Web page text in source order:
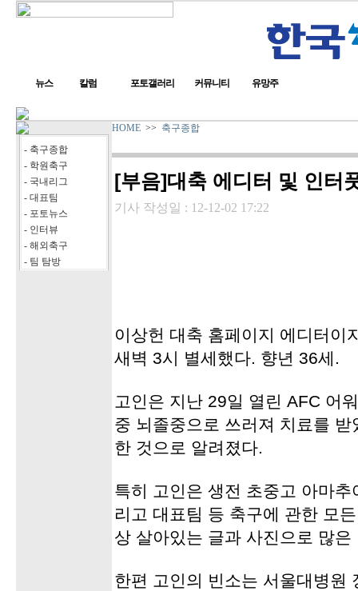
뉴스 칼럼 포토갤러리 커뮤니티 유망주
- 축구종합
- 학원축구
- 국내리그
- 대표팀
- 포토뉴스
- 인터뷰
- 해외축구
- 팀 탐방
HOME >> 축구종합
[부음]대축 에디터 및 인터
기사 작성일 : 12-12-02 17:22
이상헌 대축 홈페이지 에디터이
새벽 3시 별세했다. 향년 36세.
고인은 지난 29일 열린 AFC 어
중 뇌졸중으로 쓰러져 치료를
한 것으로 알려졌다.
특히 고인은 생전 초중고 아마
리고 대표팀 등 축구에 관한 모
상 살아있는 글과 사진으로 많
한편 고인의 빈소는 서울대병원